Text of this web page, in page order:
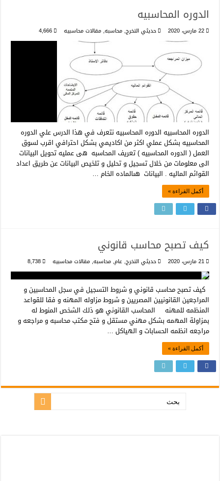
الدوره المحاسبيه
22 مارس، 2020 حديثي التخرج, محاسبه, مقالات محاسبيه 4,666
الدوره المحاسبيه الدوره المحاسبيه نتعرف في هذا الدرس علي الدوره
المحاسبيه بشكل عملي اكثر من اكاديمي بشكل احترافي اقرب لسوق
العمل ( الدوره المحاسبيه ) تعريف المحاسبه هى عمليه تحويل البيانات
الى معلومات من خلال تسجيل و تحليل و تلخيص البيانات عن طريق اعداد
القوائم الماليه . البيانات هىالماده الخام …
أكمل القراءة »
كيف تصبح محاسب قانوني
21 مارس، 2020 حديثي التخرج, عام, محاسبه, مقالات محاسبيه 8,738
كيف تصبح محاسب قانوني و شروط التسجيل في سجل المحاسبين و
المراجعين القانونيين المصريين و شروط مزاوله المهنه و فقا للقواعد
المنظمه للمهنه المحاسب القانوني هو ذلك الشخص المنوط له
بمزاولة المهمه بشكل مهني مستقل و فتح مكتب محاسبه و مراجعه و
مراجعه انظمه الحسابات و الهياكل …
أكمل القراءة »
بحث: